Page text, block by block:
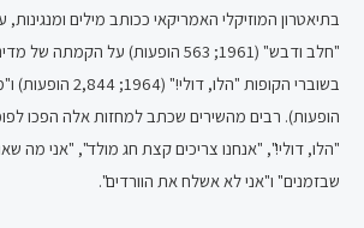
בתיאטרון המוזיקלי האמריקאי ככותב מילים ומנגינות,
"חלב ודבש" (1961; 563 הופעות) על
הופעות). רבים מהשירים שכתב למחזות אלה הפכו
"הלו, דולי!", "אנחנו צריכים קצת חג מולד", "אני מה
שבזמנים" ו"אני לא אשלח את הוורדים".